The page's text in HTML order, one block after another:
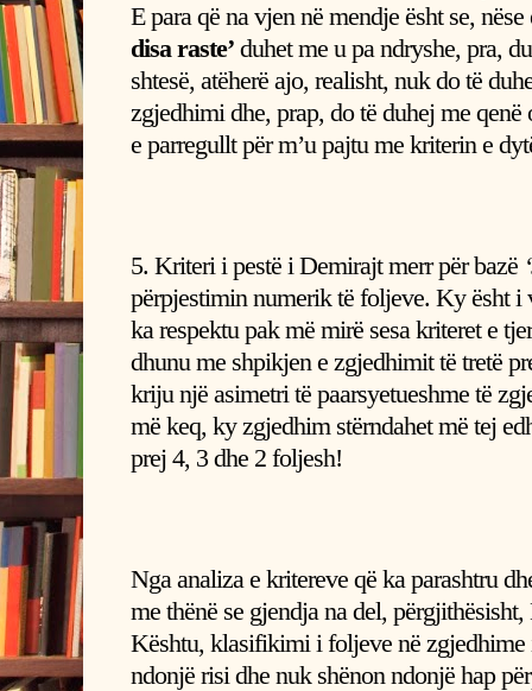
E para që na vjen në mendje ësht se,
disa raste’ duhet me u pa ndryshe, pra,
shtesë, atëherë ajo, realisht, nuk do të
zgjedhimi dhe, prap, do të duhej me qenë
e parregullt për m’u pajtu me kriterin e
5. Kriteri i pestë i Demirajt merr për bazë
përpjestimin numerik të foljeve. Ky ësht
ka respektu pak më mirë sesa kriteret e
dhunu me shpikjen e zgjedhimit të tretë
kriju një asimetri të paarsyetueshme të
më keq, ky zgjedhim stërndahet më tej
prej 4, 3 dhe 2 foljesh!
Nga analiza e kritereve që ka parashtru
me thënë se gjendja na del,
Kështu, klasifikimi i foljeve në zgjedhime
ndonjë risi dhe nuk shënon ndonjë hap